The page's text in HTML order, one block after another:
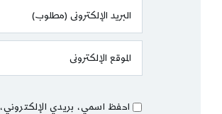
احفظ اسمي، بريدي الإلكتروني،